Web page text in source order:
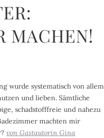
R
wurde systematisch von allem
und lieben. Sämtliche
schadstofffreie und nahezu
machten mir
von Gastautorin Gina